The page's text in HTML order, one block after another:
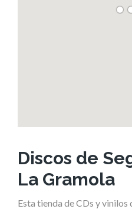
Discos de
La Gramola
Esta tienda de CDs y vinilos